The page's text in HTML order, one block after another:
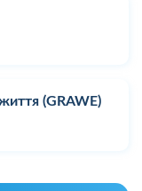
(GRAWE)